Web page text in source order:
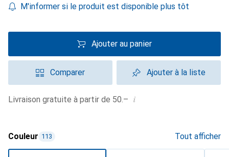
M'informer si le produit est disponible plus tôt
Ajouter au panier
Comparer Ajouter à la liste
Livraison gratuite à partir de 50.– i
Couleur 113 Tout afficher